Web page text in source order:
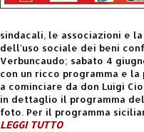
sindacali, le associazioni e
dell'uso sociale dei beni
Verbuncaudo; sabato 4
con un ricco programma e
a cominciare da don Luigi
in dettaglio il programma
foto. Per il programma
LEGGI TUTTO